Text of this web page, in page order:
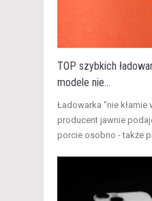
TOP szybkich
modele nie...
​Ładowarka "nie
producent jawnie
porcie osobno - także